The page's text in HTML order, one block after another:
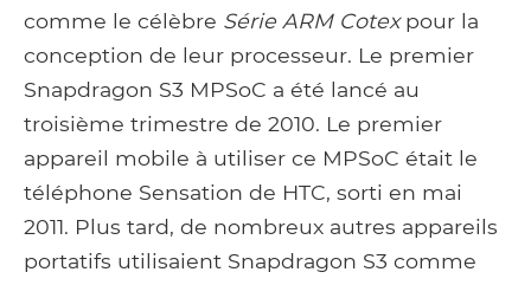
comme le célèbre Série ARM Cotexpour la
conception de leur processeur. Le premier
Snapdragon S3 MPSoC a été lancé au
troisième trimestre de 2010. Le premier
appareil mobile à utiliser ce MPSoC était le
téléphone Sensation de HTC, sorti en mai
2011. Plus tard, de nombreux autres appareils
portatifs utilisaient Snapdragon S3 comme